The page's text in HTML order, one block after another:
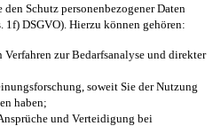
Schutz personenbezogener Daten
1f) DSGVO). Hierzu können gehören:
zur Bedarfsanalyse und direkter
soweit Sie der Nutzung
haben;
und Verteidigung bei